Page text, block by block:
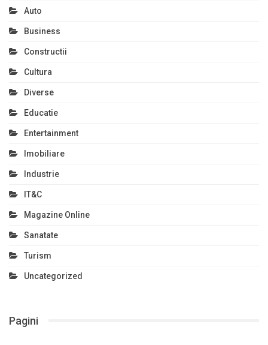
Auto
Business
Constructii
Cultura
Diverse
Educatie
Entertainment
Imobiliare
Industrie
IT&C
Magazine Online
Sanatate
Turism
Uncategorized
Pagini